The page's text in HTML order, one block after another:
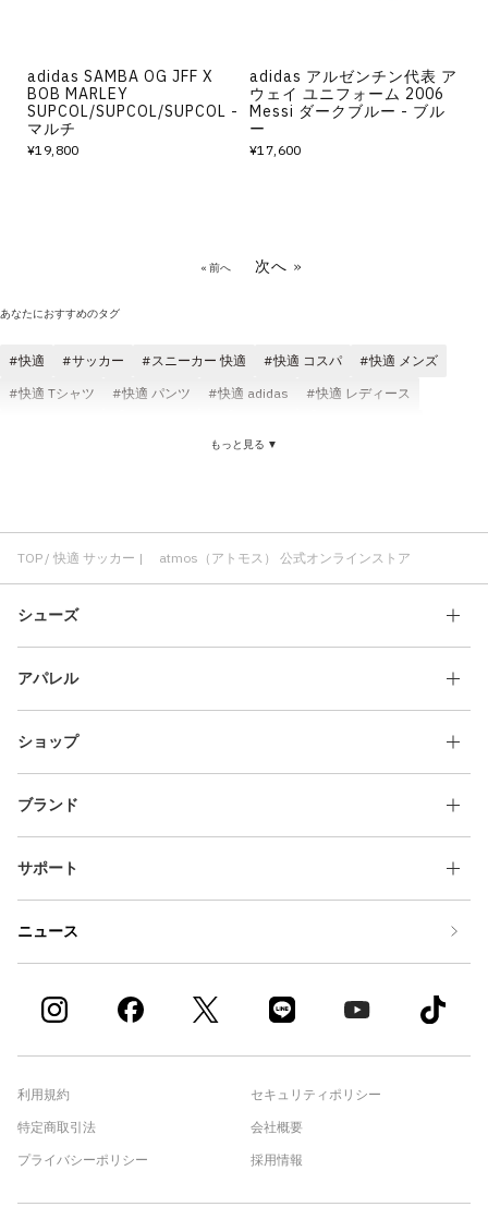
adidas SAMBA OG JFF X
BOB MARLEY
SUPCOL/SUPCOL/SUPCOL -
マルチ
¥19,800
adidas アルゼンチン代表 ア
ウェイ ユニフォーム 2006
Messi ダークブルー - ブル
ー
¥17,600
« 前へ 次へ »
あなたにおすすめのタグ
快適 サッカー スニーカー 快適 快適 コスパ
快適 メンズ
快適 Tシャツ
快適 パンツ 快適 adidas
快適 レディース
もっと見る ▼
TOP 快適 サッカー | atmos（アトモス） 公式オンラインストア
シューズ
アパレル
ショップ
ブランド
サポート
ニュース
利用規約
特定商取引法
プライバシーポリシー
セキュリティポリシー
会社概要
採用情報